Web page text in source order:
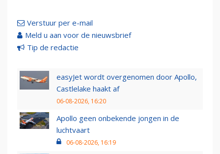
Verstuur per e-mail
Meld u aan voor de nieuwsbrief
Tip de redactie
easyJet wordt overgenomen door Apollo,
Castlelake haakt af
06-08-2026, 16:20
Apollo geen onbekende jongen in de
luchtvaart
06-08-2026, 16:19